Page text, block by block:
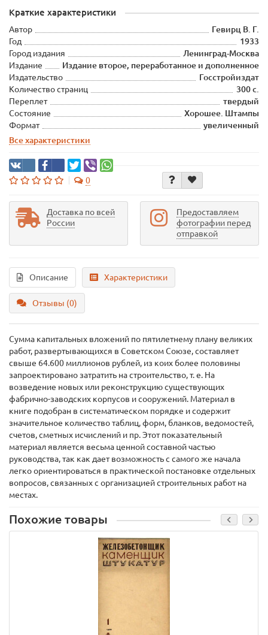
Краткие характеристики
Автор
Гевирц В. Г.
Год
1933
Город издания
Ленинград-Москва
Издание
Издание второе, переработанное и дополненное
Издательство
Госстройиздат
Количество страниц
300 с.
Переплет
твердый
Состояние
Хорошее. Штампы
Формат
увеличенный
Все характеристики
0
Доставка по всей
России
Предоставляем
фотографии перед
отправкой
Описание Характеристики
Отзывы (0)
Сумма капитальных вложений по пятилетнему плану великих
работ, развертывающихся в Советском Союзе, составляет
свыше 64.600 миллионов рублей, из коих более половины
запроектировано затратить на строительство, т. е. На
возведение новых или реконструкцию существующих
фабрично-заводских корпусов и сооружений. Материал в
книге подобран в систематическом порядке и содержит
значительное количество таблиц, форм, бланков, ведомостей,
счетов, сметных исчислений и пр. Этот показательный
материал является весьма ценной составной частью
руководства, так как дает возможность с самого же начала
легко ориентироваться в практической постановке отдельных
вопросов, связанных с организацией строительных работ на
местах.
Похожие товары